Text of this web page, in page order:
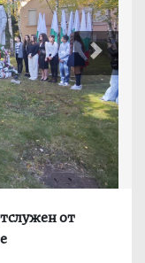
Next
от